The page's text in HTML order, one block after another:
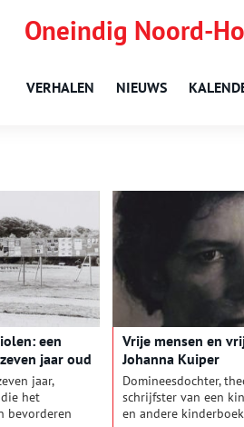
Oneindig Noord-
VERHALEN NIEUWS
een
jaar oud
jaar,
het
bevorderen
Vrije mensen en
Johanna Kuiper
Domineesdochter,
schrijfster van een
en andere